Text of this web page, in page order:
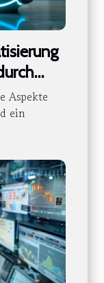
Aspekte
ein